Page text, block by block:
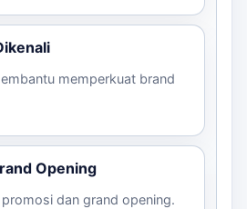
memperkuat brand
Opening
dan grand opening.